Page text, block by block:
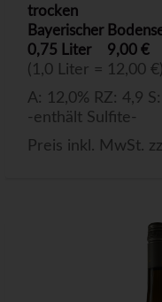
trocken
Bayerischer
0,75 Liter
9,00 €
(1,0 Liter = 12,00 €)
A: 12,0% RZ: 4,9
-enthält Sulfite-
Preis inkl. MwSt.